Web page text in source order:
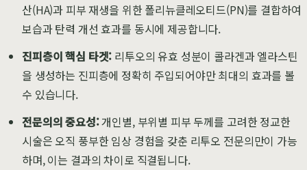
산(HA)과 피부 재생을 위한 폴리뉴클레오티드(PN)를 결합하여
보습과 탄력 개선 효과를 동시에 제공합니다.
진피층이 핵심 타겟: 리투오의 유효 성분이 콜라겐과 엘라스틴
을 생성하는 진피층에 정확히 주입되어야만 최대의 효과를 볼
수 있습니다.
전문의의 중요성:개인별, 부위별 피부 두께를 고려한 정교한
시술은 오직 풍부한 임상 경험을 갖춘 리투오 전문의만이 가능
하며, 이는 결과의 차이로 직결됩니다.